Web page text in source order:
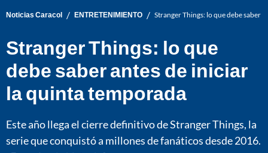
Noticias Caracol / ENTRETENIMIENTO / Stranger Things: lo que debe saber
Stranger Things: lo que
debe saber antes de iniciar
la quinta temporada
Este año llega el cierre definitivo de Stranger Things, la
serie que conquistó a millones de fanáticos desde 2016.